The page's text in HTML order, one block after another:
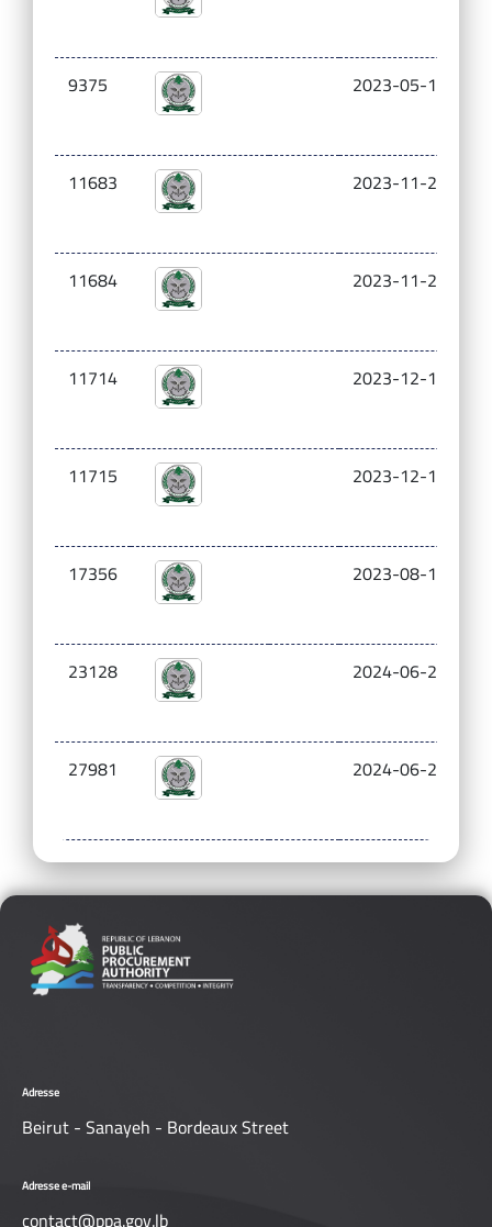
9375 2023-05-16
11683 2023-11-23
11684 2023-11-23
11714 2023-12-14
11715 2023-12-14
17356 2023-08-10
23128 2024-06-26
27981 2024-06-26
Adresse
Beirut - Sanayeh - Bordeaux Street
Adresse e-mail